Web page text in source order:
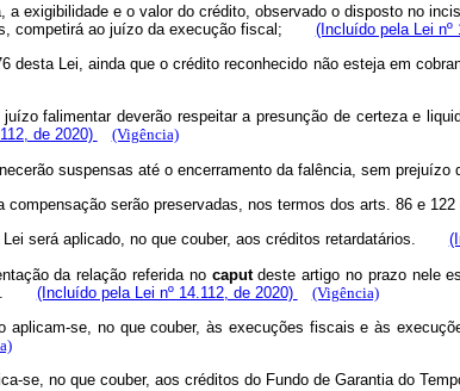
a exigibilidade e o valor do crédito, observado o disposto no
competirá ao juízo da execução fiscal; (Incluído pela Lei nº
desta Lei, ainda que o crédito reconhecido não esteja em
falimentar deverão respeitar a presunção de certeza e
de 2020)
(Vigência)
suspensas até o encerramento da falência, sem
compensação serão preservadas, nos termos dos arts. 86 e
Lei será aplicado, no que couber, aos créditos retardatários.
da relação referida no caputdeste artigo no prazo nele
(Incluído pela Lei nº 14.112, de 2020)
(Vigência)
aplicam-se, no que couber, às execuções fiscais e às
se, no que couber, aos créditos do Fundo de Garantia do